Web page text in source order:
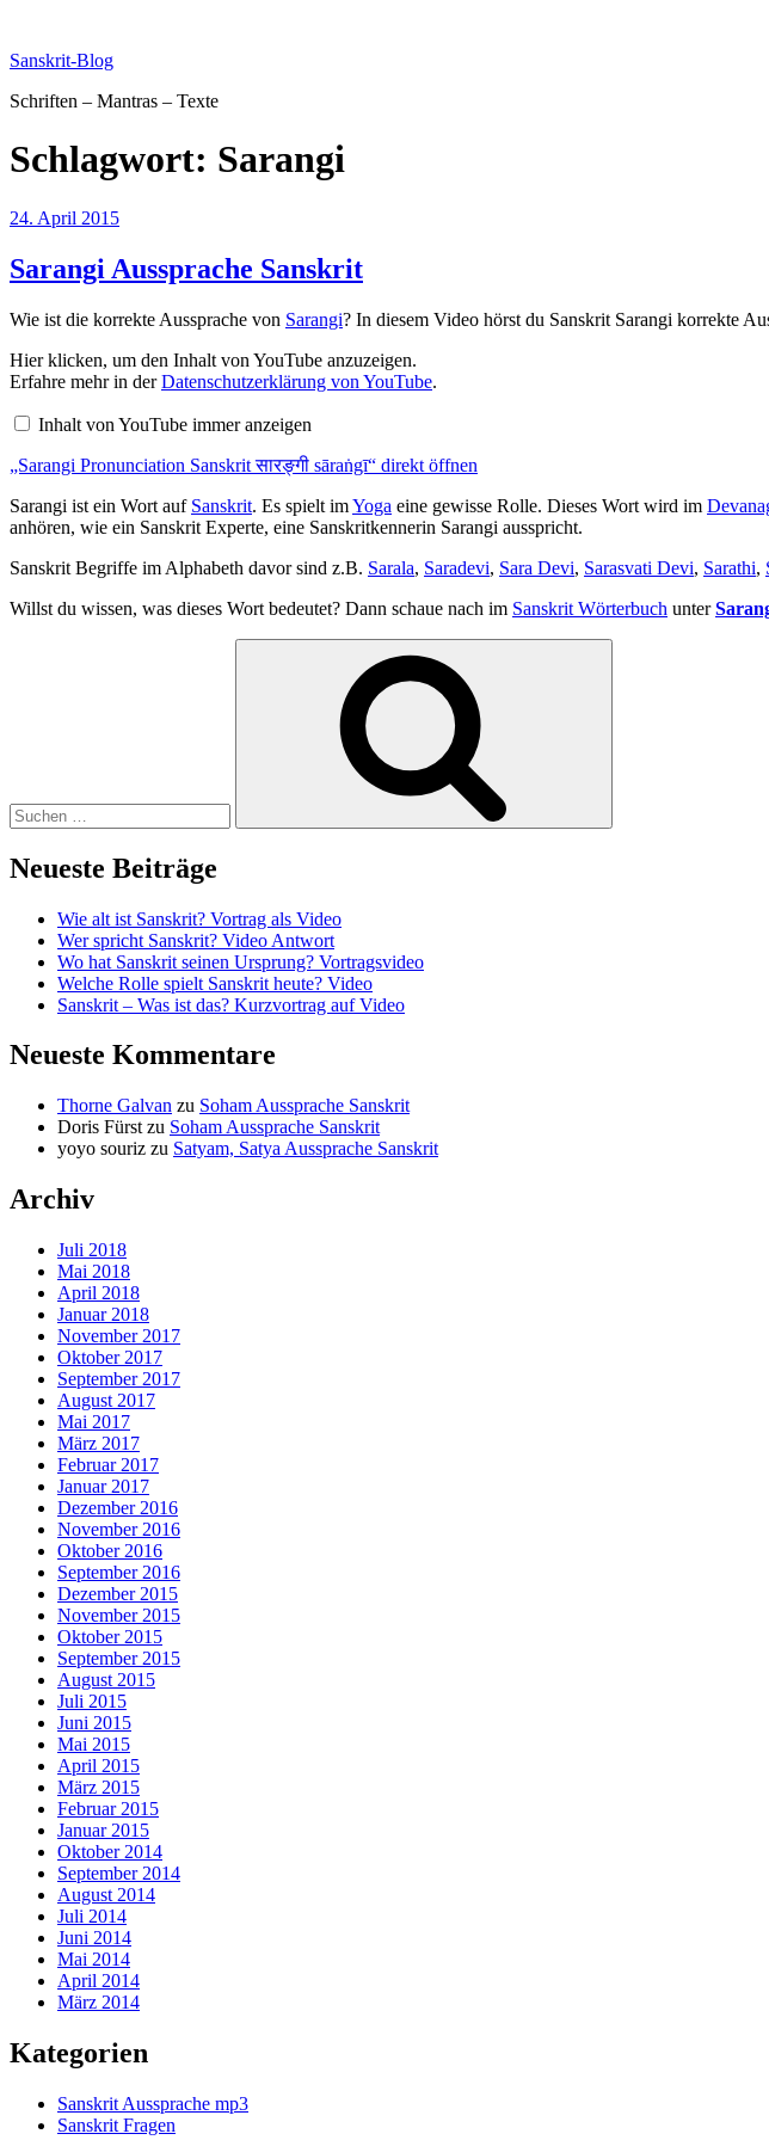
springen
Sanskrit-Blog
Schriften – Mantras – Texte
Schlagwort: Sarangi
Veröffentlicht
24. April 2015
Sarangi Aussprache Sanskrit
Wie ist die korrekte Aussprache von Sarangi? In diesem Video hörst du Sanskrit Sarangi korrekte
„Sarangi
Pronunciation
Sanskrit
sāraṅgī“
YouTube
Hier klicken, um den Inhalt von YouTube anzuzeigen.
Erfahre mehr in derDatenschutzerklärung von YouTube.
Inhalt von YouTube immer anzeigen
„Sarangi Pronunciation Sanskrit सारङ्गी sāraṅgī“ direkt öffnen
Sarangi ist ein Wort auf Sanskrit. Es spielt imYoga eine gewisse Rolle. Dieses Wort wird im
anhören, wie ein Sanskrit Experte, eine Sanskritkennerin Sarangi ausspricht.
Sanskrit Begriffe im Alphabeth davor sind z.B. Sarala, Saradevi, Sara Devi, Sarasvati Devi, Sarathi,
Willst du wissen, was dieses Wort bedeutet? Dann schaue nach im Sanskrit Wörterbuch unter
Neueste Beiträge
Wie alt ist Sanskrit? Vortrag als Video
Wer spricht Sanskrit? Video Antwort
Wo hat Sanskrit seinen Ursprung? Vortragsvideo
Welche Rolle spielt Sanskrit heute? Video
Sanskrit – Was ist das? Kurzvortrag auf Video
Neueste Kommentare
Thorne Galvan zu Soham Aussprache Sanskrit
Doris Fürst zu Soham Aussprache Sanskrit
yoyo souriz zu Satyam, Satya Aussprache Sanskrit
Archiv
Juli 2018
Mai 2018
April 2018
Januar 2018
November 2017
Oktober 2017
September 2017
August 2017
Mai 2017
März 2017
Februar 2017
Januar 2017
Dezember 2016
November 2016
Oktober 2016
September 2016
Dezember 2015
November 2015
Oktober 2015
September 2015
August 2015
Juli 2015
Juni 2015
Mai 2015
April 2015
März 2015
Februar 2015
Januar 2015
Oktober 2014
September 2014
August 2014
Juli 2014
Juni 2014
Mai 2014
April 2014
März 2014
Kategorien
Sanskrit Aussprache mp3
Sanskrit Fragen